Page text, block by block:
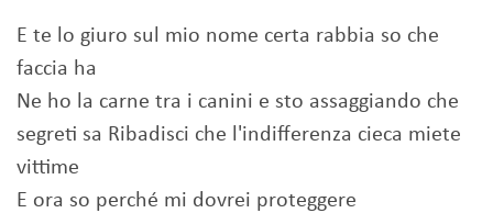
E te lo giuro sul mio nome certa rabbia so che
faccia ha
Ne ho la carne tra i canini e sto assaggiando che
segreti sa Ribadisci che l'indifferenza cieca miete
vittime
E ora so perché mi dovrei proteggere